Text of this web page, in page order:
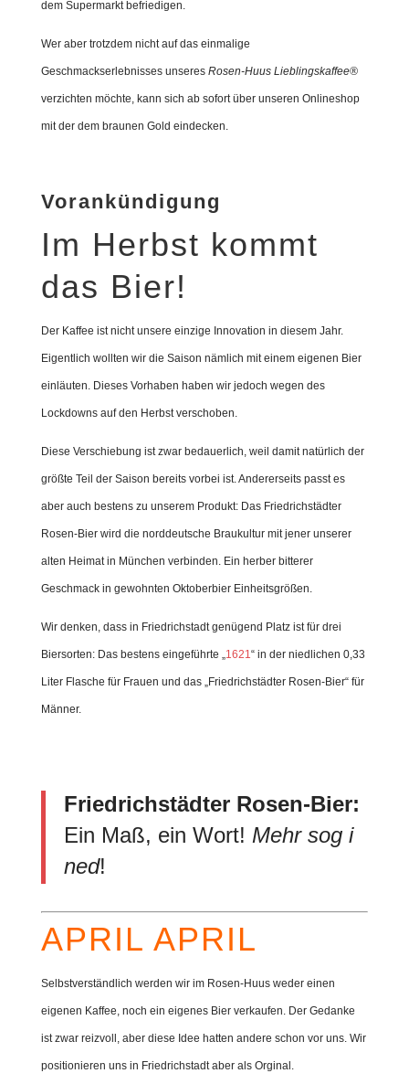
dem Supermarkt befriedigen.
Wer aber trotzdem nicht auf das einmalige
Geschmackserlebnisses unseres Rosen-Huus Lieblingskaffee®
verzichten möchte, kann sich ab sofort über unseren Onlineshop
mit der dem braunen Gold eindecken.
Vorankündigung
Im Herbst kommt
das Bier!
Der Kaffee ist nicht unsere einzige Innovation in diesem Jahr.
Eigentlich wollten wir die Saison nämlich mit einem eigenen Bier
einläuten. Dieses Vorhaben haben wir jedoch wegen des
Lockdowns auf den Herbst verschoben.
Diese Verschiebung ist zwar bedauerlich, weil damit natürlich der
größte Teil der Saison bereits vorbei ist. Andererseits passt es
aber auch bestens zu unserem Produkt: Das Friedrichstädter
Rosen-Bier wird die norddeutsche Braukultur mit jener unserer
alten Heimat in München verbinden. Ein herber bitterer
Geschmack in gewohnten Oktoberbier Einheitsgrößen.
Wir denken, dass in Friedrichstadt genügend Platz ist für drei
Biersorten: Das bestens eingeführte „1621“ in der niedlichen 0,33
Liter Flasche für Frauen und das „Friedrichstädter Rosen-Bier“ für
Männer.
Friedrichstädter Rosen-Bier:
Ein Maß, ein Wort! Mehr sog i
ned!
APRIL APRIL
Selbstverständlich werden wir im Rosen-Huus weder einen
eigenen Kaffee, noch ein eigenes Bier verkaufen. Der Gedanke
ist zwar reizvoll, aber diese Idee hatten andere schon vor uns. Wir
positionieren uns in Friedrichstadt aber als Orginal.